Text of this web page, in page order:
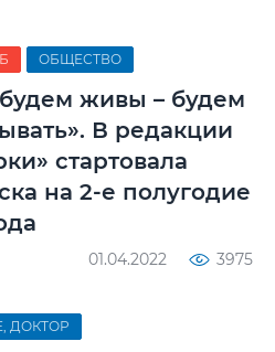
ОБЩЕСТВО
живы – будем
В редакции
стартовала
на 2-е полугодие
01.04.2022 3975
ДОКТОР